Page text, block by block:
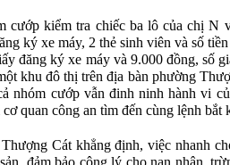
cướp kiểm tra chiếc ba lô của chị N
ký xe máy, 2 thẻ sinh viên và số
đăng ký xe máy và 9.000 đồng, số
khu đô thị trên địa bàn phường
nhóm cướp vẫn đinh ninh hành vi
quan công an tìm đến cùng lệnh bắt
Cát khẳng định, việc nhanh